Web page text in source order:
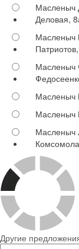
Масленыч
Деловая,
Масленыч
Масленыч
Масленыч
Масленыч
Масленыч
Другие